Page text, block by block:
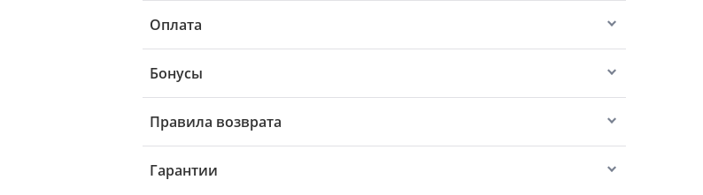
Оплата
Бонусы
Правила возврата
Гарантии